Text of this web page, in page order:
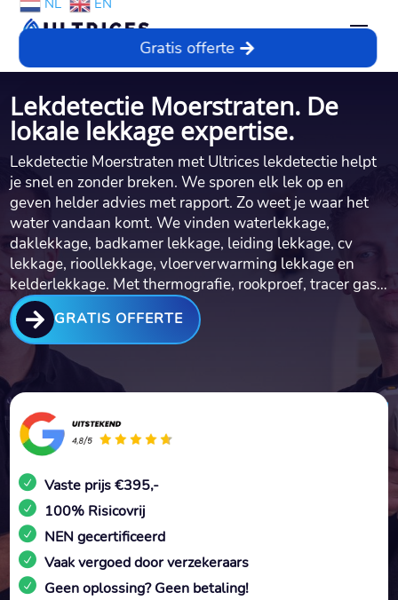
NL EN
Gratis offerte
Lekdetectie Moerstraten. De
lokale lekkage expertise.
Lekdetectie Moerstraten met Ultrices lekdetectie helpt
je snel en zonder breken.​ We sporen elk lek op en
geven helder advies met rapport.​ Zo weet je waar het
water vandaan komt.​ We vinden waterlekkage,
daklekkage, badkamer lekkage, leiding lekkage, cv
lekkage, rioollekkage, vloerverwarming lekkage en
kelderlekkage.​ Met thermografie, rookproef, tracer gas…
 GRATIS OFFERTE
Vaste prijs €395,-
100% Risicovrij
NEN gecertificeerd
Vaak vergoed door verzekeraars
Geen oplossing? Geen betaling!